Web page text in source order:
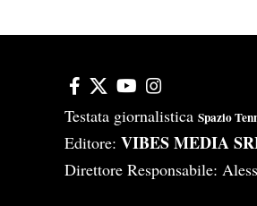
Testata giornalistica Spazio
Editore: VIBES MEDIA
Direttore Responsabile: